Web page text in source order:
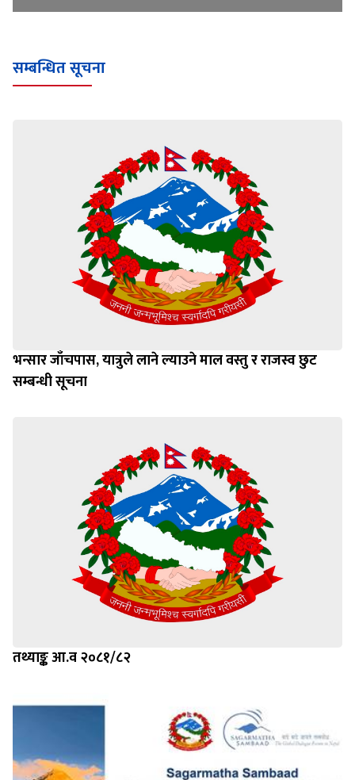
सम्बन्धित सूचना
भन्सार जाँचपास, यात्रुले लाने ल्याउने माल वस्तु र राजस्व छुट
सम्बन्धी सूचना
तथ्याङ्क आ.व २०८१/८२